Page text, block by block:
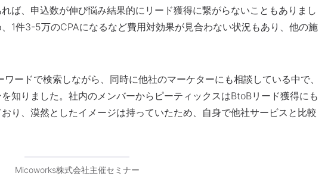
ば、申込数が伸び悩み結果的にリード獲得に繋がらないこともありまし
1件3-5万のCPAになるなど費用対効果が見合わない状況もあり、他の施
ードで検索しながら、同時に他社のマーケターにも相談している中で、
知りました。社内のメンバーからピーティックスはBtoBリード獲得にも
り、漠然としたイメージは持っていたため、自身で他社サービスと比較
Micoworks株式会社主催セミナー